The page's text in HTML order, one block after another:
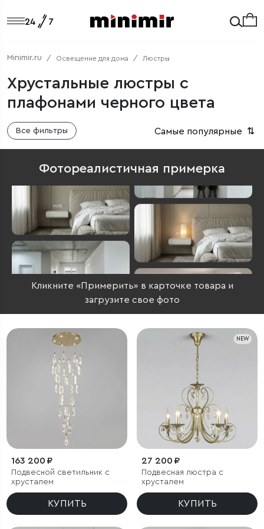
Minimir.ru Освещение для дома Люстры
Хрустальные люстры с
плафонами черного цвета
Все фильтры Самые популярные ⇅
Фотореалистичная примерка
Кликните «Примерить» в карточке товара и
загрузите свое фото
163 200 ₽
Подвесной светильник с
хрусталем
КУПИТЬ
NEW
27 200 ₽
Подвесная люстра с
хрусталем
КУПИТЬ